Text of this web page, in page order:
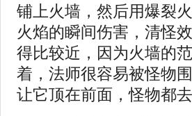
铺上火墙，然后用爆裂
火焰的瞬间伤害，清怪
得比较近，因为火墙的
着，法师很容易被怪物
让它顶在前面，怪物都